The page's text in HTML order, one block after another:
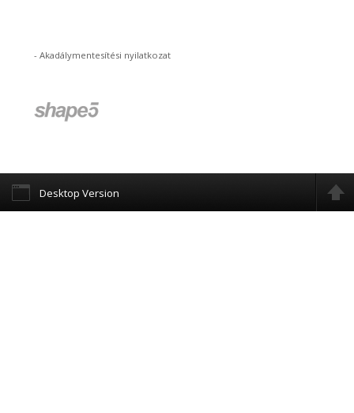
-Akadálymentesítési nyilatkozat
Desktop Version